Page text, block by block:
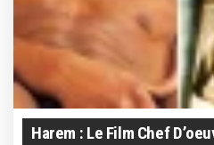
Harem : Le Film Chef